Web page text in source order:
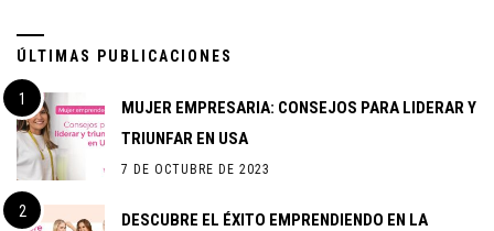
ÚLTIMAS PUBLICACIONES
MUJER EMPRESARIA: CONSEJOS PARA LIDERAR Y
TRIUNFAR EN USA
7 DE OCTUBRE DE 2023
DESCUBRE EL ÉXITO EMPRENDIENDO EN LA